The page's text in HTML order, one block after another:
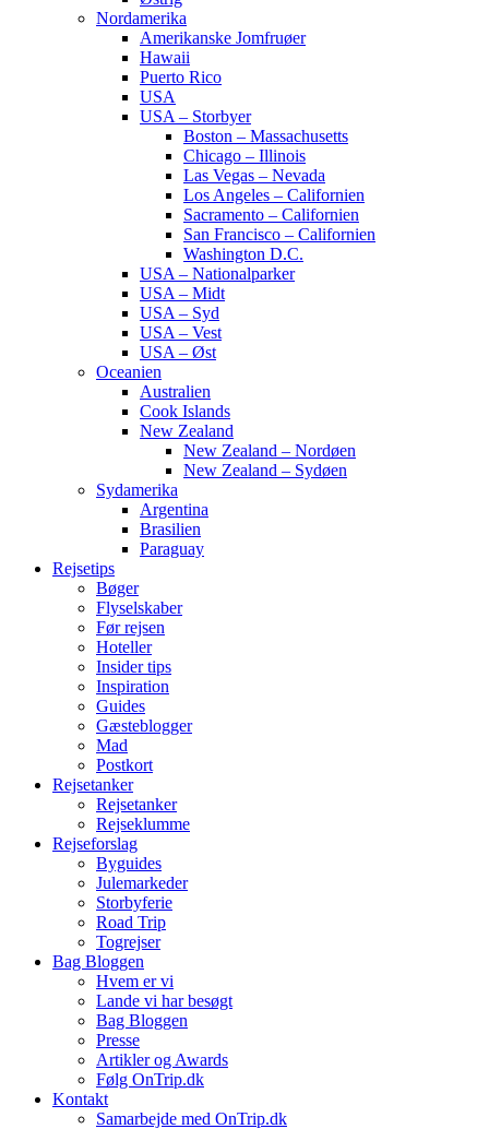
Nordamerika
Amerikanske Jomfruøer
Hawaii
Puerto Rico
USA
USA – Storbyer
Boston – Massachusetts
Chicago – Illinois
Las Vegas – Nevada
Los Angeles – Californien
Sacramento – Californien
San Francisco – Californien
Washington D.C.
USA – Nationalparker
USA – Midt
USA – Syd
USA – Vest
USA – Øst
Oceanien
Australien
Cook Islands
New Zealand
New Zealand – Nordøen
New Zealand – Sydøen
Sydamerika
Argentina
Brasilien
Paraguay
Rejsetips
Bøger
Flyselskaber
Før rejsen
Hoteller
Insider tips
Inspiration
Guides
Gæsteblogger
Mad
Postkort
Rejsetanker
Rejsetanker
Rejseklumme
Rejseforslag
Byguides
Julemarkeder
Storbyferie
Road Trip
Togrejser
Bag Bloggen
Hvem er vi
Lande vi har besøgt
Bag Bloggen
Presse
Artikler og Awards
Følg OnTrip.dk
Kontakt
Samarbejde med OnTrip.dk